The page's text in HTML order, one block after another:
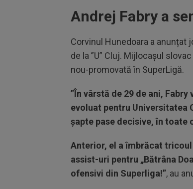
Andrej Fabry a
Corvinul Hunedoara a anunțat
de la ”U” Cluj. Mijlocașul
nou-promovată în SuperLigă.
”În vârstă de 29 de ani,
evoluat pentru Universitatea
şapte pase decisive, în toate
Anterior, el a îmbrăcat
assist-uri pentru „Bătrâna
ofensivi din Superliga!”, au